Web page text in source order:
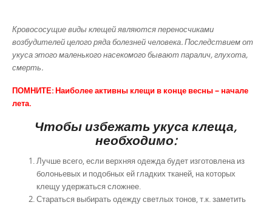
Кровососущие виды клещей являются переносчиками
возбудителей целого ряда болезней человека. Последствием от
укуса этого маленького насекомого бывают паралич, глухота,
смерть.
ПОМНИТЕ: Наиболее активны клещи в конце весны – начале
лета.
Чтобы избежать укуса клеща,
необходимо:
Лучше всего, если верхняя одежда будет изготовлена из
болоньевых и подобных ей гладких тканей, на которых
клещу удержаться сложнее.
Стараться выбирать одежду светлых тонов, т.к. заметить